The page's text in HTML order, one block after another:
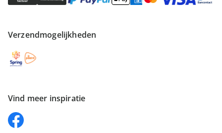
Verzendmogelijkheden
Vind meer inspiratie